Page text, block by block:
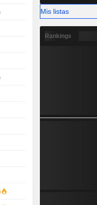
Mis listas
Rankings